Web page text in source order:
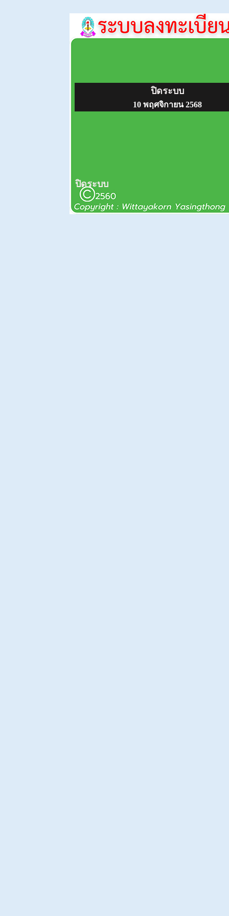
ปิดระบบ
10 พฤศจิกายน 2568
ปิดระบบ